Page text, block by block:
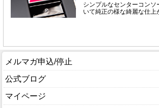
メルマガ申込/停止
公式ブログ
マイページ